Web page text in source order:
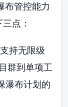
布管控能力
点：
支持无限级
群到单项工
瀑布计划的